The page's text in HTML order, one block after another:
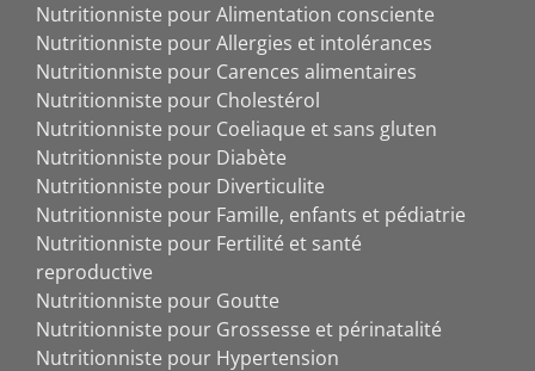
Nutritionniste pour Alimentation consciente
Nutritionniste pour Allergies et intolérances
Nutritionniste pour Carences alimentaires
Nutritionniste pour Cholestérol
Nutritionniste pour Coeliaque et sans gluten
Nutritionniste pour Diabète
Nutritionniste pour Diverticulite
Nutritionniste pour Famille, enfants et pédiatrie
Nutritionniste pour Fertilité et santé
reproductive
Nutritionniste pour Goutte
Nutritionniste pour Grossesse et périnatalité
Nutritionniste pour Hypertension